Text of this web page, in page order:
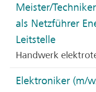
Meister/
als Netzführer
Leitstelle
Handwerk
Elektroniker (m/